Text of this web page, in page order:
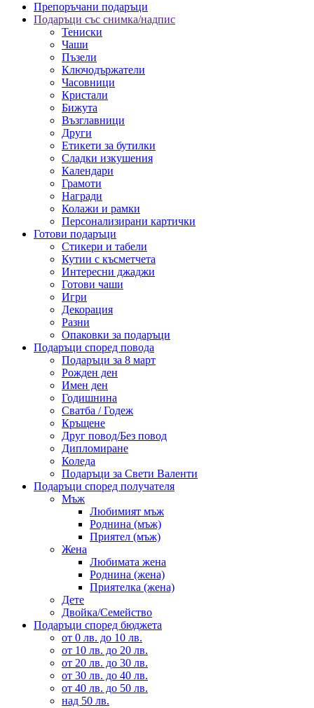
Препоръчани подаръци
Подаръци със снимка/надпис
Тениски
Чаши
Пъзели
Ключодържатели
Часовници
Кристали
Бижута
Възглавници
Други
Етикети за бутилки
Сладки изкушения
Календари
Грамоти
Награди
Колажи и рамки
Персонализирани картички
Готови подаръци
Стикери и табели
Кутии с късметчета
Интересни джаджи
Готови чаши
Игри
Декорация
Разни
Опаковки за подаръци
Подаръци според повода
Подаръци за 8 март
Рожден ден
Имен ден
Годишнина
Сватба / Годеж
Кръщене
Друг повод/Без повод
Дипломиране
Коледа
Подаръци за Свети Валенти
Подаръци според получателя
Мъж
Любимият мъж
Роднина (мъж)
Приятел (мъж)
Жена
Любимата жена
Роднина (жена)
Приятелка (жена)
Дете
Двойка/Семейство
Подаръци според бюджета
от 0 лв. до 10 лв.
от 10 лв. до 20 лв.
от 20 лв. до 30 лв.
от 30 лв. до 40 лв.
от 40 лв. до 50 лв.
над 50 лв.